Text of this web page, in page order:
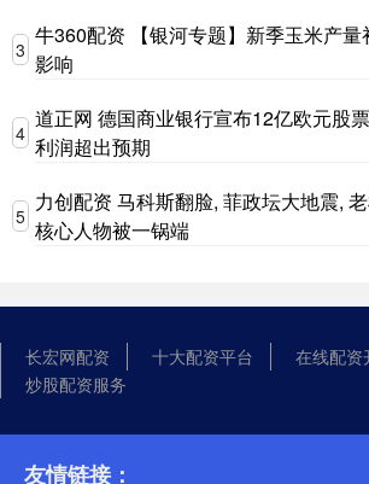
3
牛360配资 【银河专题】新季玉米产
影响
4
道正网 德国商业银行宣布12亿欧元股
利润超出预期
5
力创配资 马科斯翻脸, 菲政坛大地震,
核心人物被一锅端
长宏网配资 十大配资平台
在线配资
炒股配资服务
友情链接：